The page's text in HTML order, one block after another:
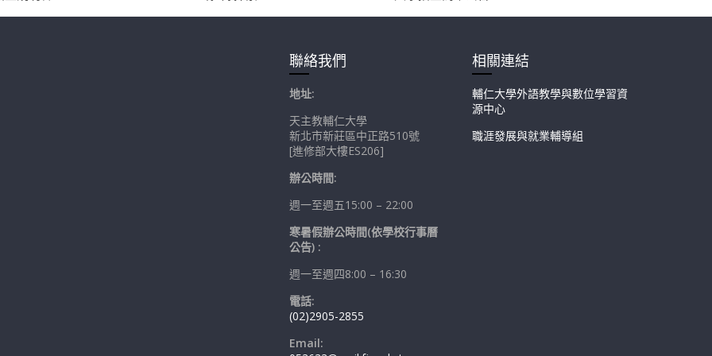
聯絡我們
地址:
天主教輔仁大學
新北市新莊區中正路510號
[進修部大樓ES206]
辦公時間:
週一至週五15:00 – 22:00
寒暑假辦公時間(依學校行事曆
公告) :
週一至週四8:00 – 16:30
電話:
(02)2905-2855
Email:
相關連結
輔仁大學外語教學與數位學習資
源中心
職涯發展與就業輔導組